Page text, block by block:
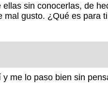
sin conocerlas, de
gusto. ¿Qué es para
me lo paso bien sin